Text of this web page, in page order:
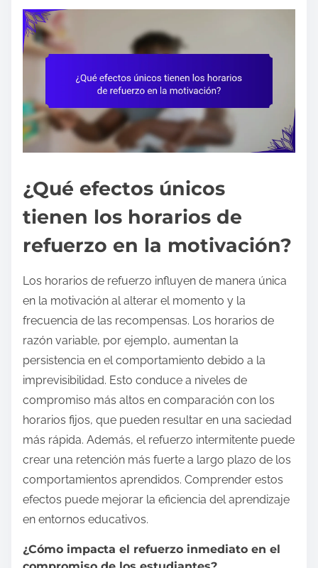
¿Qué efectos únicos
tienen los horarios de
refuerzo en la motivación?
Los horarios de refuerzo influyen de manera única
en la motivación al alterar el momento y la
frecuencia de las recompensas. Los horarios de
razón variable, por ejemplo, aumentan la
persistencia en el comportamiento debido a la
imprevisibilidad. Esto conduce a niveles de
compromiso más altos en comparación con los
horarios fijos, que pueden resultar en una saciedad
más rápida. Además, el refuerzo intermitente puede
crear una retención más fuerte a largo plazo de los
comportamientos aprendidos. Comprender estos
efectos puede mejorar la eficiencia del aprendizaje
en entornos educativos.
¿Cómo impacta el refuerzo inmediato en el